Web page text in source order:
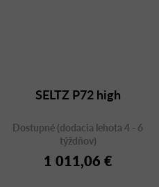
SELTZ P72 high
Dostupné (dodacia lehota 4 - 6
týždňov)
1 011,06 €